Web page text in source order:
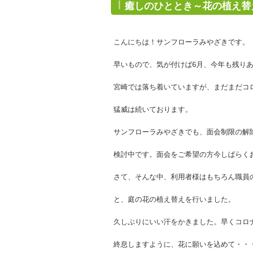
癒しのひととき～花の植え替
こんにちは！サンフローラみやざきです。
早いもので、気が付けば6月、今年も残りあ
宮崎では落ち着いていますが、まだまだコ
猛威は続いております。
サンフローラみやざきでも、面会制限の解
検討中です。面会をご希望の方今しばらく
さて、そんな中、利用者様はもちろん職員
と、庭の花の植え替えを行いました。
久しぶりにいい汗をかきました。早くコロ
終息しますように、花に願いを込めて・・